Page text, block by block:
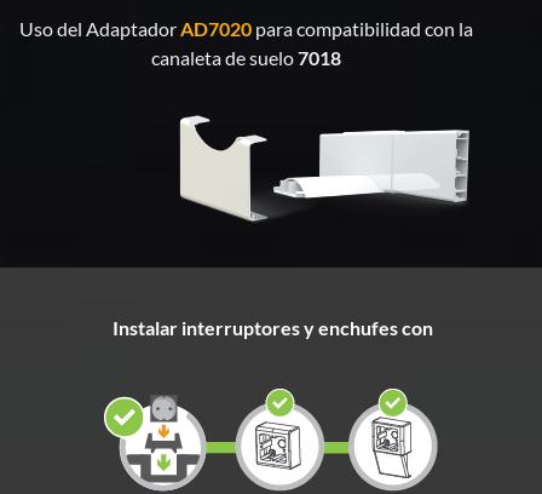
Uso del AdaptadorAD7020para compatibilidad con la
canaleta de suelo7018
Instalar interruptores y enchufes con